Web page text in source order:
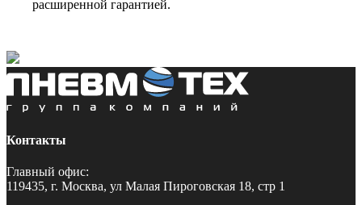
расширенной гарантией.
Контакты
Главный офис:
119435, г. Москва, ул Малая Пироговская 18, стр 1